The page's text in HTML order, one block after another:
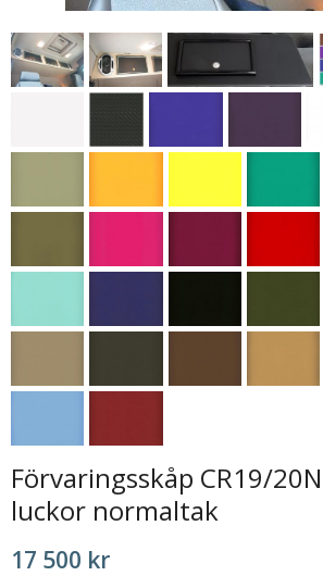
Förvaringsskåp CR19/
luckor normaltak
17 500 kr